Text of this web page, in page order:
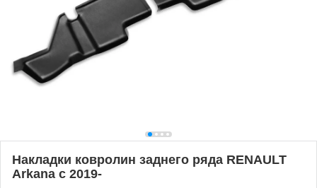
Накладки ковролин заднего ряда RENAULT
Arkana с 2019-